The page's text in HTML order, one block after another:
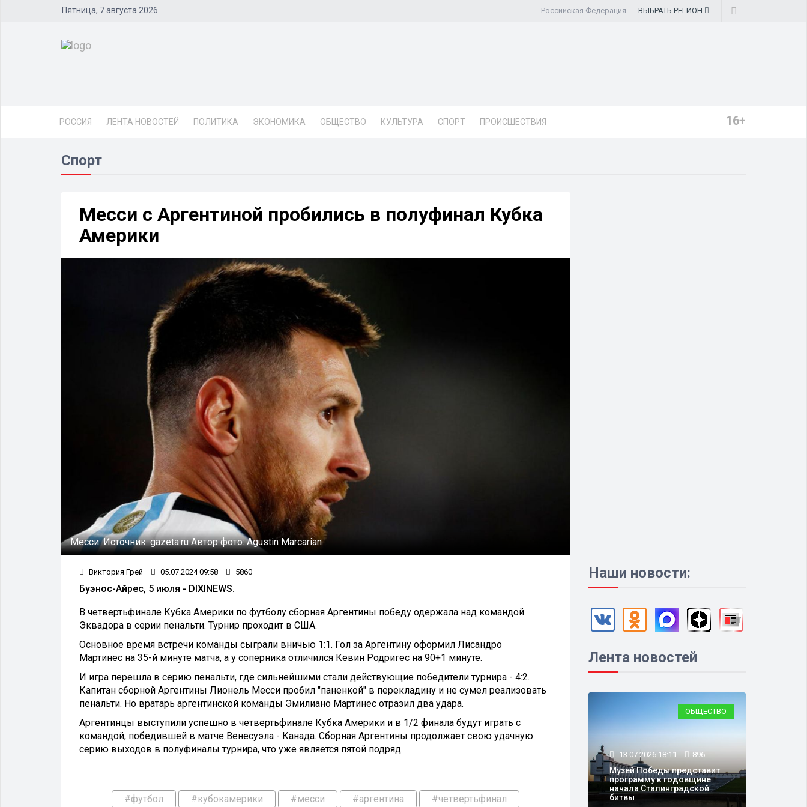
Пятница, 7 августа 2026 Российская Федерация ВЫБРАТЬ РЕГИОН
РОССИЯ ЛЕНТА НОВОСТЕЙ ПОЛИТИКА ЭКОНОМИКА ОБЩЕСТВО КУЛЬТУРА СПОРТ ПРОИСШЕСТВИЯ 16+
Спорт
Месси с Аргентиной пробились в полуфинал Кубка
Америки
Месси.Источник:gazeta.ruАвтор фото:Agustin Marcarian
Виктория Грей 05.07.2024 09:58 5860
Буэнос-Айрес, 5 июля - DIXINEWS.
В четвертьфинале Кубка Америки по футболу сборная Аргентины победу одержала над командой
Эквадора в серии пенальти. Турнир проходит в США.
Основное время встречи команды сыграли вничью 1:1. Гол за Аргентину оформил Лисандро
Мартинес на 35-й минуте матча, а у соперника отличился Кевин Родригес на 90+1 минуте.
И игра перешла в серию пенальти, где сильнейшими стали действующие победители турнира - 4:2.
Капитан сборной Аргентины Лионель Месси пробил "паненкой" в перекладину и не сумел реализовать
пенальти. Но вратарь аргентинской команды Эмилиано Мартинес отразил два удара.
Аргентинцы выступили успешно в четвертьфинале Кубка Америки и в 1/2 финала будут играть с
командой, победившей в матче Венесуэла - Канада. Сборная Аргентины продолжает свою удачную
серию выходов в полуфиналы турнира, что уже является пятой подряд.
#футбол #кубокамерики #месси #аргентина #четвертьфинал
Наши новости:
Лента новостей
ОБЩЕСТВО
13.07.2026 18:11 896
Музей Победы представит
программу к годовщине
начала Сталинградской
битвы